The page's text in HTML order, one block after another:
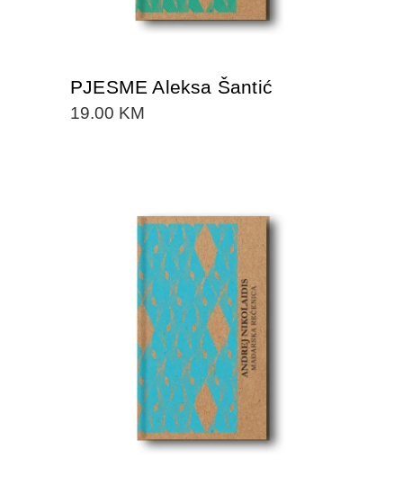
PJESME Aleksa Šantić
19.00 KM
DODAJTE U KORPU